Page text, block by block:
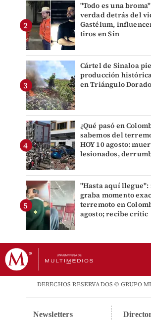
"Todo es una
verdad detrás del
Gastélum,
tiros en Sin
Cártel de Sinaloa
producción
en Triángulo Dorado
¿Qué pasó en
sabemos del
HOY 10 agosto:
lesionados,
"Hasta aquí
graba momento
terremoto en
agosto; recibe crític
DERECHOS RESERVADOS © GRUPO
Newsletters